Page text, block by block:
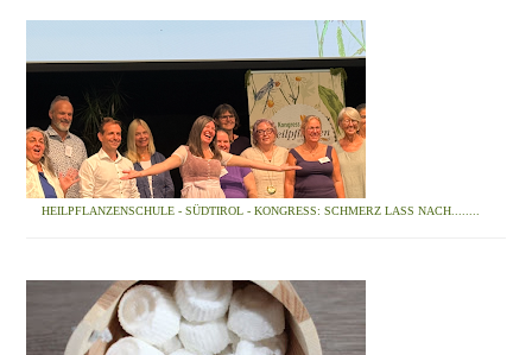
HEILPFLANZENSCHULE - SÜDTIROL - KONGRESS: SCHMERZ LASS NACH........